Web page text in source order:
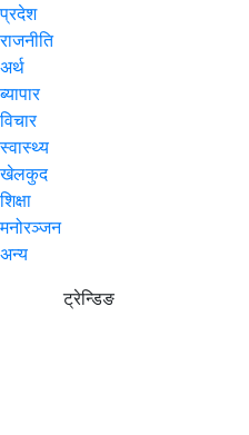
प्रदेश
राजनीति
अर्थ
ब्यापार
विचार
स्वास्थ्य
खेलकुद
शिक्षा
मनोरञ्जन
अन्य
ट्रेन्डिङ